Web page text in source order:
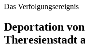
Das Verfolgungsereignis
Deportation
Theresienstadt